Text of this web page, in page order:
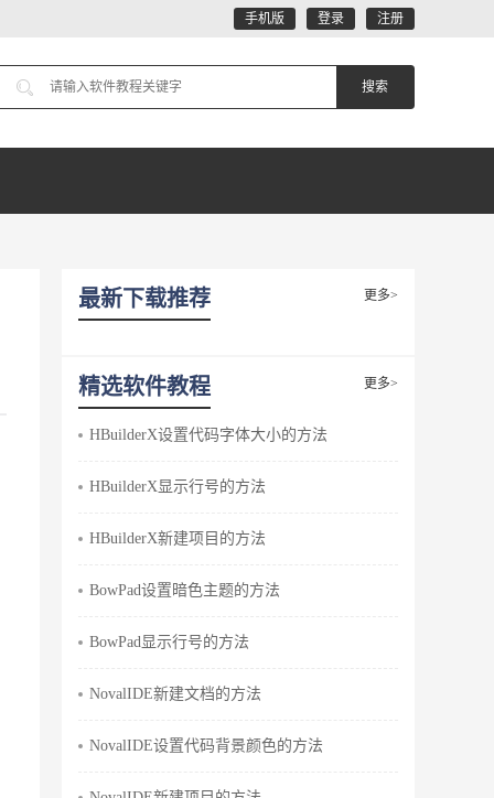
手机版 登录 注册
最新下载推荐 更多>
精选软件教程 更多>
HBuilderX设置代码字体大小的方法
HBuilderX显示行号的方法
HBuilderX新建项目的方法
BowPad设置暗色主题的方法
BowPad显示行号的方法
NovalIDE新建文档的方法
NovalIDE设置代码背景颜色的方法